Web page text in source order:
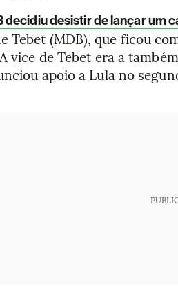
decidiu desistir de lançar um
Tebet (MDB), que ficou
vice de Tebet era a
apoio a Lula no